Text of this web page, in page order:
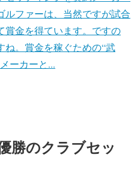
ルファーは、当然ですが試合
賞金を得ています。ですの
ね。賞金を稼ぐための“武
ーカーと...
勝のクラブセッ